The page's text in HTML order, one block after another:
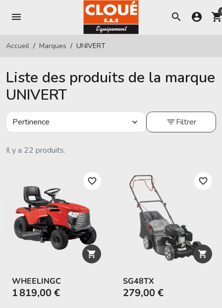
menu search account_circle
Accueil Marques UNIVERT
Liste des produits de la marque
UNIVERT
Il y a 22 produits.
Pertinence expand_more filter_listFiltrer

favorite_border
WHEELINGC
1 819,00 €

favorite_border
SG48TX
279,00 €